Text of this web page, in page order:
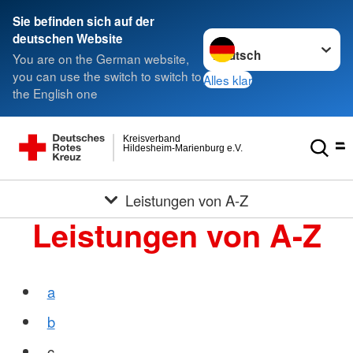
Sie befinden sich auf der
deutschen Website
You are on the German website,
you can use the switch to switch to
the English one
Sprache wechseln zu
Alles klar
Hildesheim-Marienburg e.V.
Kreisverband
Leistungen von A-Z
Leistungen von A-Z
a
b